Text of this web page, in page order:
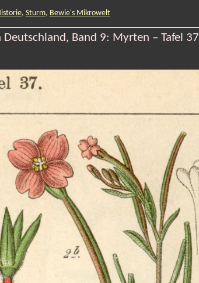
, Sturm, Bewie's Mikrowelt
Band 9: Myrten – Tafel 37